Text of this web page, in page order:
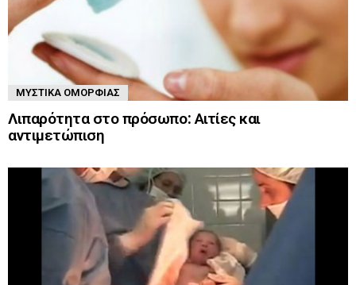
ΜΥΣΤΙΚΆ ΟΜΟΡΦΙΆΣ
Λιπαρότητα στο πρόσωπο: Αιτίες και
αντιμετώπιση